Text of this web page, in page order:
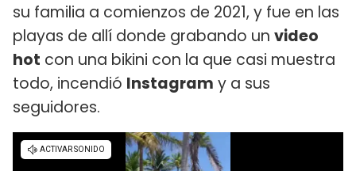
su familia a comienzos de 2021, y fue en las
playas de allí donde grabando un video
hot con una bikini con la que casi muestra
todo, incendió Instagram y a sus
seguidores.